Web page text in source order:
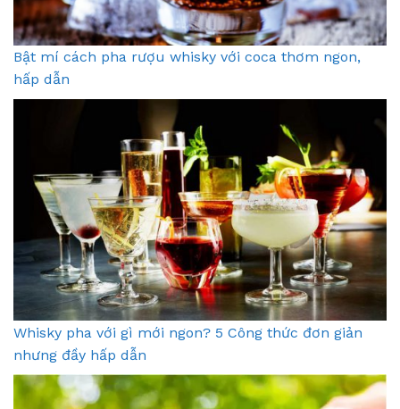
Bật mí cách pha rượu whisky với coca thơm ngon,
hấp dẫn
Whisky pha với gì mới ngon? 5 Công thức đơn giản
nhưng đầy hấp dẫn